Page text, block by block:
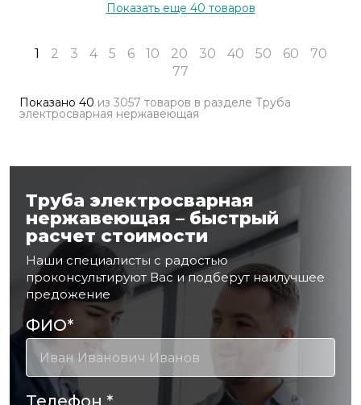
Показать еще 40 товаров
1 2 3 4 5 6 10 20 30 40 50 60
70
77
Показано 40 из 3057 товаров в разделе Труба
электросварная нержавеющая
Труба электросварная
нержавеющая – быстрый
расчет стоимости
Наши специалисты с радостью
проконсультируют Вас и подберут наилучшее
предожение
ФИО*
Телефон *